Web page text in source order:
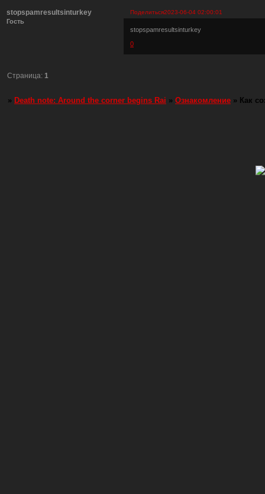
Поделиться2023-06-04 02:00:01
stopspamresultsinturkey
Гость
stopspamresultsinturkey
0
Страница: 1
» Death note: Around the corner begins Rai » Ознакомление » Как